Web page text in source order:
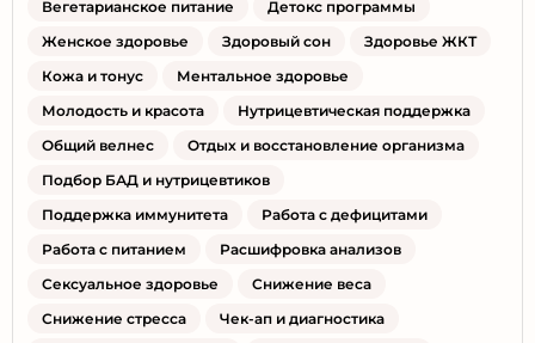
Вегетарианское питание
Детокс программы
Женское здоровье
Здоровый сон
Здоровье ЖКТ
Кожа и тонус
Ментальное здоровье
Молодость и красота
Нутрицевтическая поддержка
Общий велнес
Отдых и восстановление организма
Подбор БАД и нутрицевтиков
Поддержка иммунитета
Работа с дефицитами
Работа с питанием
Расшифровка анализов
Сексуальное здоровье
Снижение веса
Снижение стресса
Чек-ап и диагностика